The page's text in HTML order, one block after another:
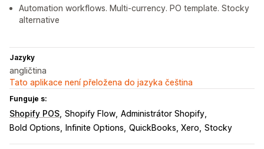
Automation workflows. Multi-currency. PO template. Stocky
alternative
Jazyky
angličtina
Tato aplikace není přeložena do jazyka čeština
Funguje s:
Shopify POS Shopify Flow Administrátor Shopify
Bold Options
Infinite Options QuickBooks, Xero Stocky